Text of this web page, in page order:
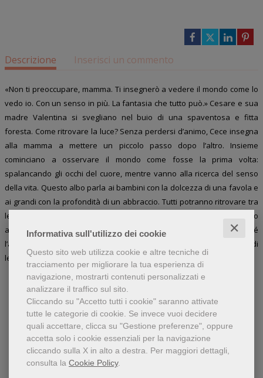
Informativa sull'utilizzo dei cookie ✕
Questo sito web utilizza cookie e altre tecniche di
tracciamento per migliorare la tua esperienza di
navigazione, mostrarti contenuti personalizzati e
analizzare il traffico sul sito.
Cliccando su "Accetto tutti i cookie" saranno attivate
tutte le categorie di cookie. Se invece vuoi decidere
quali accettare, clicca su "Gestione preferenze", oppure
accetta solo i cookie essenziali per la navigazione
cliccando sulla X in alto a destra. Per maggiori dettagli,
consulta la Cookie Policy.
Descrizione Inserisci un commento
«Non ti preoccupare, mamma. Ti insegnerò a vedere il mondo come lo
vedo io. Con un senso in più. La fantasia che tutto può.» Cesare e sua
madre Valentina si svegliano nel buio di una spaventosa e fitta
foresta. Come ritrovare la luce? Senza perdersi d’animo, Cece insegna
alla mamma a mettere un piccolo passo dopo l’altro. Insieme
cominciano a osservare il mondo come fosse la prima volta:
spalancando gli occhi del cuore, mentre vanno alla ricerca del senso
della vita. Questo albo parla ai bambini con la dolcezza di una favola e
ai grandi con la profondità di un abbraccio. Tutti potranno ritrovare tra
le sue pagine la bellezza nascosta nelle piccole cose, il coraggio dietro
alla fragilità e la forza dei legami che nulla può spezzare. Perché
l’amore non si perde mai. Si trasforma, vola e continua a fiorire. Età di
lettura: da 7 anni.
Libri dello stesso autore